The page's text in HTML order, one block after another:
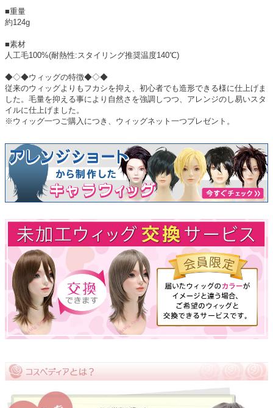
■重量
約124g
■素材
人工毛100%(耐熱性:スタイリング推奨温度140℃)
◆◇◆ウィッグの特徴◆◇◆
従来のウィッグよりもフカシを抑え、初心者でも造形できる様に仕上げま
した。毛量を抑える事により自然さを強調しつつ、アレンジのし易いスタ
イルに仕上げました。
※ウィッグ一つご購入につき、ウィッグネット一つプレゼント。